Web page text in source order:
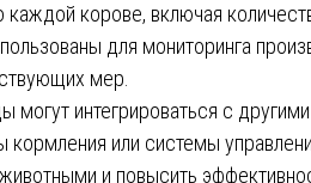
корове, включая
для мониторинга
мер.
интегрироваться с
или системы
и повысить